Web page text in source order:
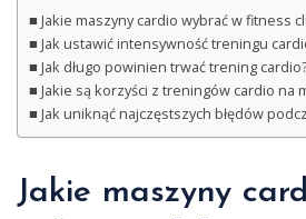
Jakie maszyny cardio wybrać w fitness
Jak ustawić intensywność treningu
Jak długo powinien trwać trening
Jakie są korzyści z treningów cardio na
Jak uniknąć najczęstszych błędów
Jakie maszyny